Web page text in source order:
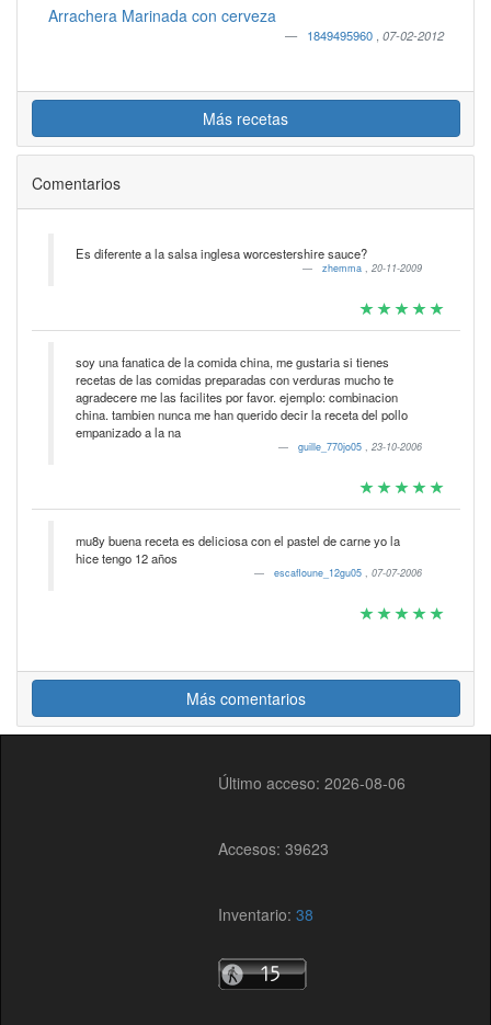
Arrachera Marinada con cerveza
1849495960 07-02-2012
Más recetas
Comentarios
Es diferente a la salsa inglesa worcestershire sauce?
zhemma , 20-11-2009
soy una fanatica de la comida china, me gustaria si tienes
recetas de las comidas preparadas con verduras mucho te
agradecere me las facilites por favor. ejemplo: combinacion
china. tambien nunca me han querido decir la receta del pollo
empanizado a la na
guille_770jo05 , 23-10-2006
mu8y buena receta es deliciosa con el pastel de carne yo la
hice tengo 12 años
escafloune_12gu05 , 07-07-2006
Más comentarios
Último acceso: 2026-08-06
Accesos: 39623
Inventario:38